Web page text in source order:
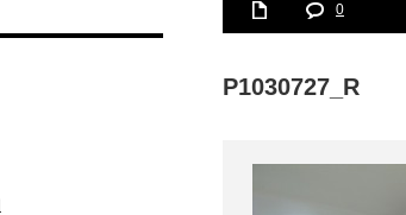
0
P1030727_R